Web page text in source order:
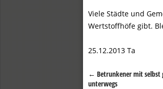
Viele Städte und
Wertstoffhöfe gibt.
25.12.2013 Ta
Beitragsnavigation
← Betrunkener mit selbst
unterwegs